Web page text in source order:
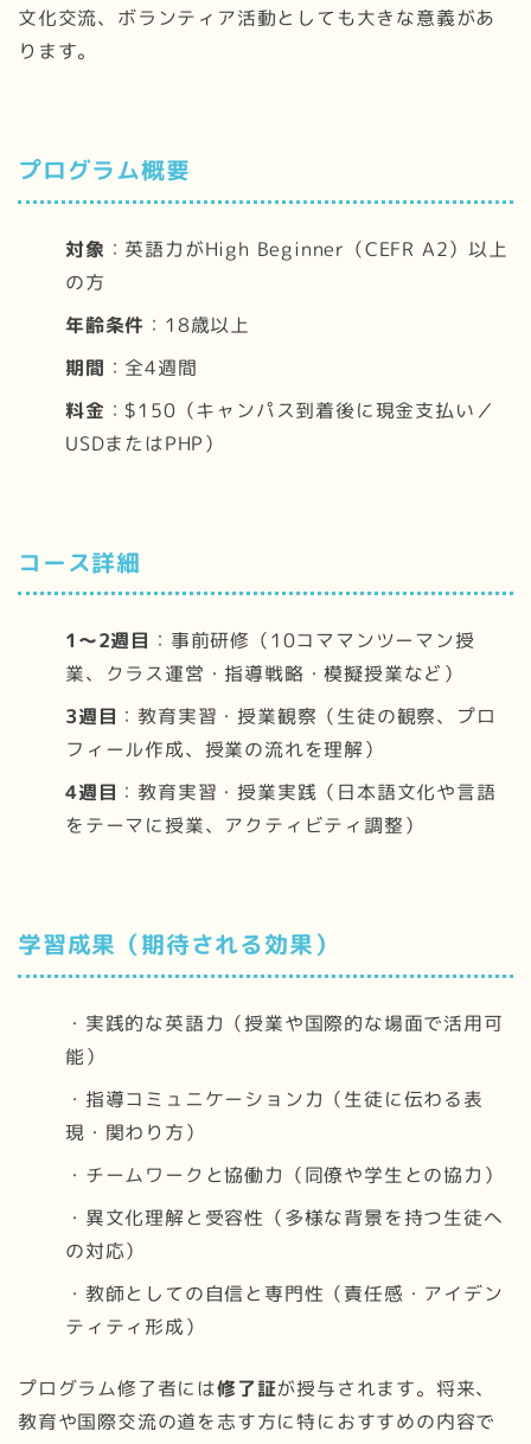
文化交流、ボランティア活動としても大きな意義があ
ります。
プログラム概要
対象 ：英語力がHigh Beginner（CEFR A2）以上
の方
年齢条件 ：18歳以上
期間 ：全4週間
料金 ：$150（キャンパス到着後に現金支払い／
USDまたはPHP）
コース詳細
1～2週目 ：事前研修（10コママンツーマン授
業、クラス運営・指導戦略・模擬授業など）
3週目 ：教育実習・授業観察（生徒の観察、プロ
フィール作成、授業の流れを理解）
4週目 ：教育実習・授業実践（日本語文化や言語
をテーマに授業、アクティビティ調整）
学習成果（期待される効果）
・実践的な英語力（授業や国際的な場面で活用可
能）
・指導コミュニケーション力（生徒に伝わる表
現・関わり方）
・チームワークと協働力（同僚や学生との協力）
・異文化理解と受容性（多様な背景を持つ生徒へ
の対応）
・教師としての自信と専門性（責任感・アイデン
ティティ形成）
プログラム修了者には修了証が授与されます。将来、
教育や国際交流の道を志す方に特におすすめの内容で